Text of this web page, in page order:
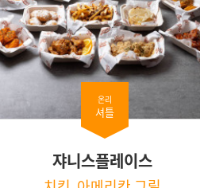
온리
셔틀
쟈니스플레이스